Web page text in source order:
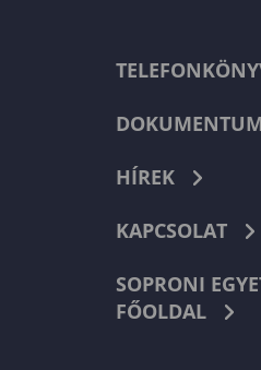
HÍREK
KAPCSOLAT
SOPRONI
FŐOLDAL